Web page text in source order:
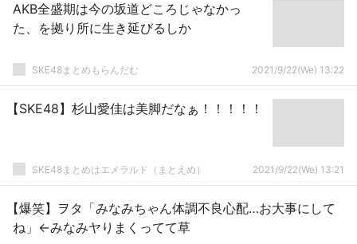
AKB全盛期は今の坂道どころじゃなかっ
た、を拠り所に生き延びるしか
SKE48まとめもらんだむ 2021/9/22(We) 13:22
【SKE48】杉山愛佳は美脚だなぁ！！！！！
SKE48まとめはエメラルド（まとえめ） 2021/9/22(We) 13:21
【爆笑】ヲタ「みなみちゃん体調不良心配…お大事にして
ね」←みなみヤりまくってて草